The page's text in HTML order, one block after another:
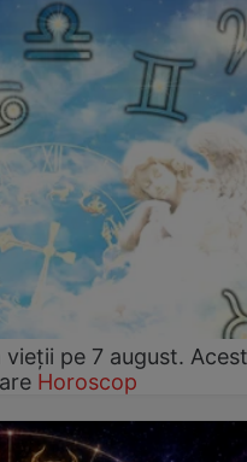
pe 7 august. Acest
Horoscop